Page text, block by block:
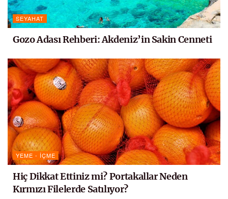
SEYAHAT
Gozo Adası Rehberi: Akdeniz’in Sakin Cenneti
YEME - İÇME
Hiç Dikkat Ettiniz mi? Portakallar Neden
Kırmızı Filelerde Satılıyor?